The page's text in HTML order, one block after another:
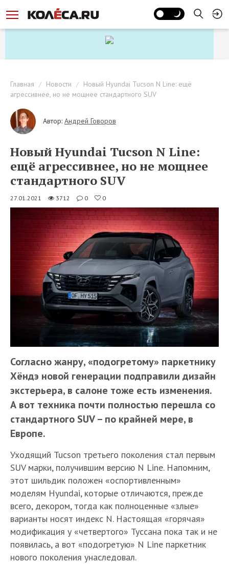
Главная Новости
Новый Hyundai Tucson N Line: ещё
агрессивнее, но не мощнее стандартного SUV
Автор: Андрей Говоров
Новый Hyundai Tucson N Line:
ещё агрессивнее, но не мощнее
стандартного SUV
27.01.2021 3712 0 0
Согласно жанру, «подогретому» паркетнику
Хёндэ новой генерации подправили дизайн
экстерьера, в салоне тоже есть изменения.
А вот техника почти полностью перешла со
стандартного SUV – по крайней мере, в
Европе.
Уходящий Tucson третьего поколения стал первым
SUV марки, получившим версию N Line. Напомним,
этот шильдик положен «оспортивленным»
моделям Hyundai, которые отличаются, прежде
всего, декором, тогда как полноценные «злые»
варианты носят индекс N. Настоящая «горячая»
модификация у «четвертого» Туссана пока так и не
появилась, а вот «подогретую» N Line паркетник
нового поколения унаследовал.